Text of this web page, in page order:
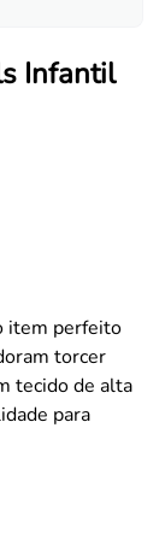
Infantil
item perfeito
torcer
tecido de alta
para